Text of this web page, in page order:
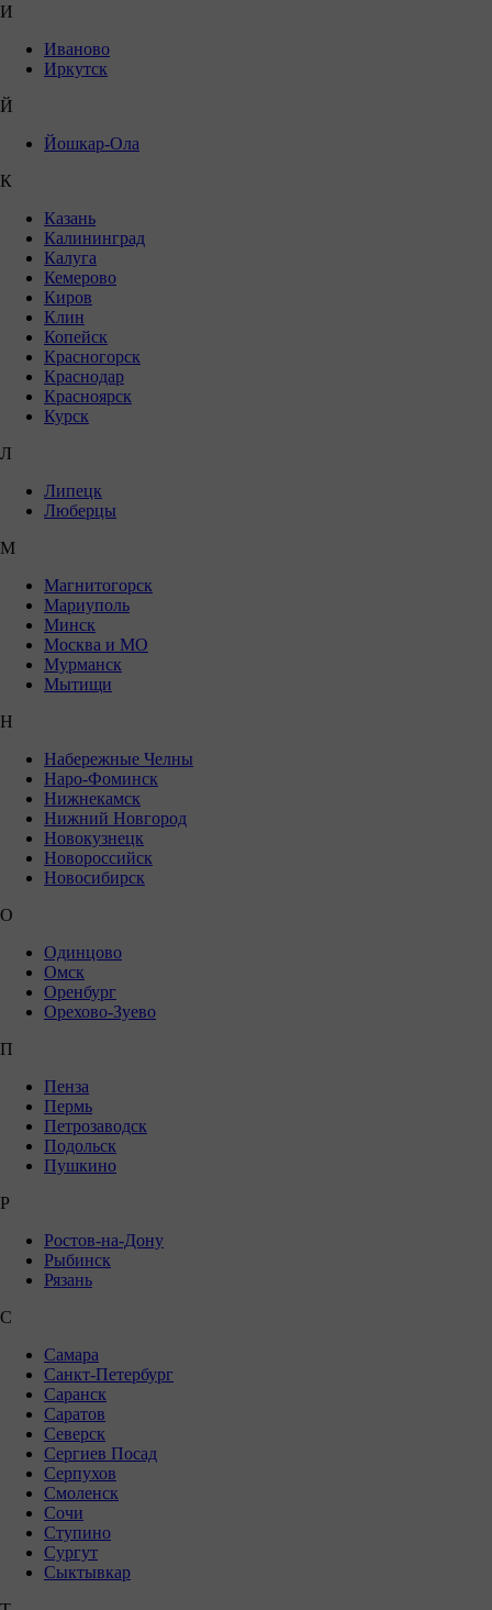
И
Иваново
Иркутск
Й
Йошкар-Ола
К
Казань
Калининград
Калуга
Кемерово
Киров
Клин
Копейск
Красногорск
Краснодар
Красноярск
Курск
Л
Липецк
Люберцы
М
Магнитогорск
Мариуполь
Минск
Москва и МО
Мурманск
Мытищи
Н
Набережные Челны
Наро-Фоминск
Нижнекамск
Нижний Новгород
Новокузнецк
Новороссийск
Новосибирск
О
Одинцово
Омск
Оренбург
Орехово-Зуево
П
Пенза
Пермь
Петрозаводск
Подольск
Пушкино
Р
Ростов-на-Дону
Рыбинск
Рязань
С
Самара
Санкт-Петербург
Саранск
Саратов
Северск
Сергиев Посад
Серпухов
Смоленск
Сочи
Ступино
Сургут
Сыктывкар